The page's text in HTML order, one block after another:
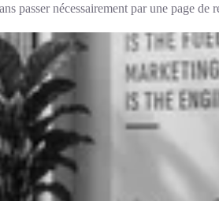
passer nécessairement par une page de